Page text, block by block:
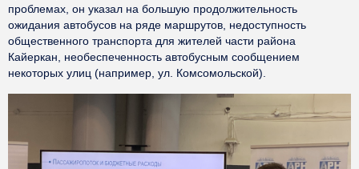
проблемах, он указал на большую продолжительность
ожидания автобусов на ряде маршрутов, недоступность
общественного транспорта для жителей части района
Кайеркан, необеспеченность автобусным сообщением
некоторых улиц (например, ул. Комсомольской).